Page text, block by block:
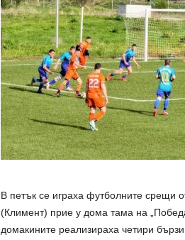
В петък се играха футболните
(Климент) прие у дома тама на
домакините реализираха четири